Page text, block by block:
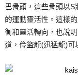
巴骨頭，這些骨頭以
的運動靈活性。這樣
衡和靈活轉向，也說
道，伶盜龍(迅猛龍)可